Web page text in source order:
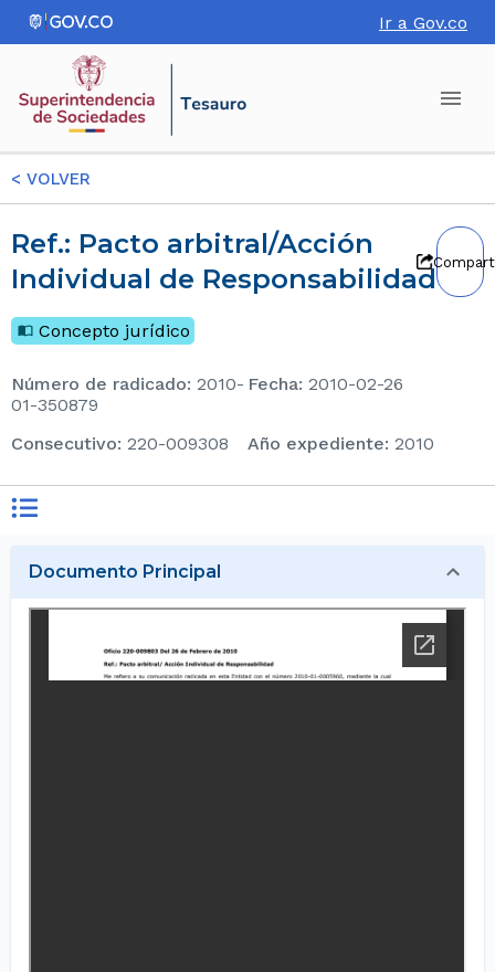
Ir a Gov.co
< VOLVER
Ref.: Pacto arbitral/Acción
Individual de Responsabilidad
Concepto jurídico
Número de radicado: 2010-
01-350879
Fecha: 2010-02-26
consecutivo: 220-009308 Año expediente: 2010
Documento Principal